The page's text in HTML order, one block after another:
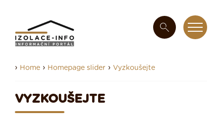
› Home › Homepage slider › Vyzkoušejte
VYZKOUŠEJTE